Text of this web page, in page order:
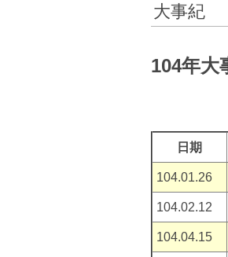
大事紀
104年大
日期
104.01.26
104.02.12
104.04.15